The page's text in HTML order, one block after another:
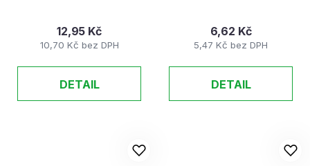
10,70 Kč bez DPH
12,95 Kč
DETAIL
5,47 Kč bez DPH
6,62 Kč
DETAIL